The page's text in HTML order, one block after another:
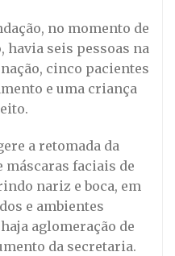
no momento de
havia seis pessoas na
cinco pacientes
e uma criança
a retomada da
máscaras faciais de
nariz e boca, em
e ambientes
aglomeração de
da secretaria.